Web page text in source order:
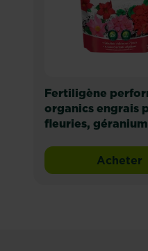
plantes fleuries,
Fertiligène
organics engrais
fleuries,
Acheter